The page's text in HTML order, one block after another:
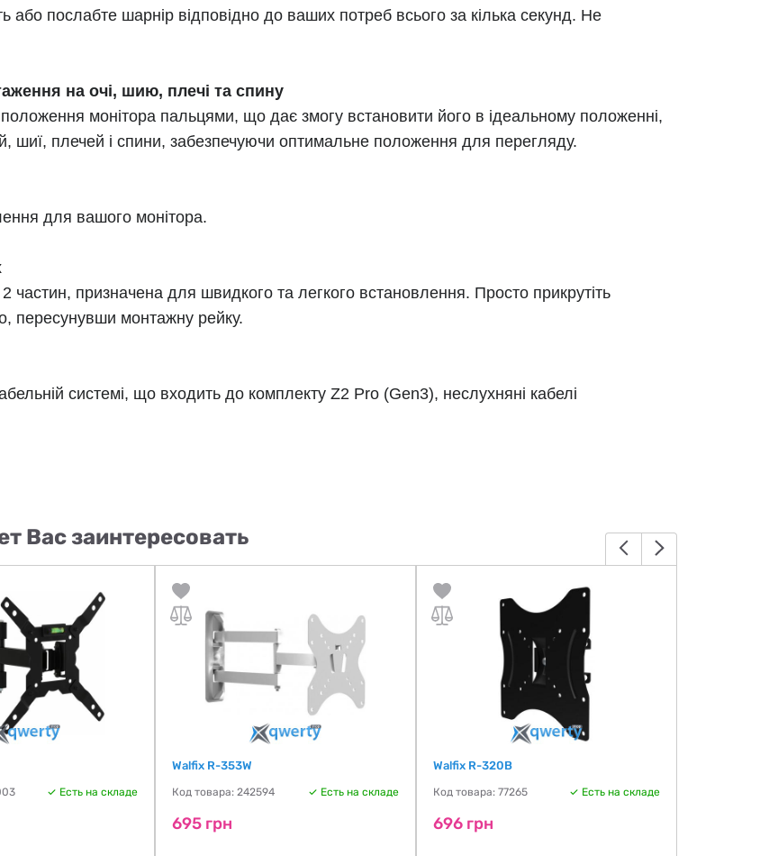
або послабте шарнір відповідно до ваших потреб всього за кілька секунд. Не
на очі, шию, плечі та спину
монітора пальцями, що дає змогу встановити його в ідеальному положенні,
шиї, плечей і спини, забезпечуючи оптимальне положення для перегляду.
для вашого монітора.
призначена для швидкого та легкого встановлення. Просто прикрутіть
пересунувши монтажну рейку.
системі, що входить до комплекту Z2 Pro (Gen3), неслухняні кабелі
Вас заинтересовать
Есть на складе
Walfix R-353W
Код товара: 242594 Есть на складе
695 грн
Walfix R-320B
Код товара: 77265 Есть на складе
696 грн